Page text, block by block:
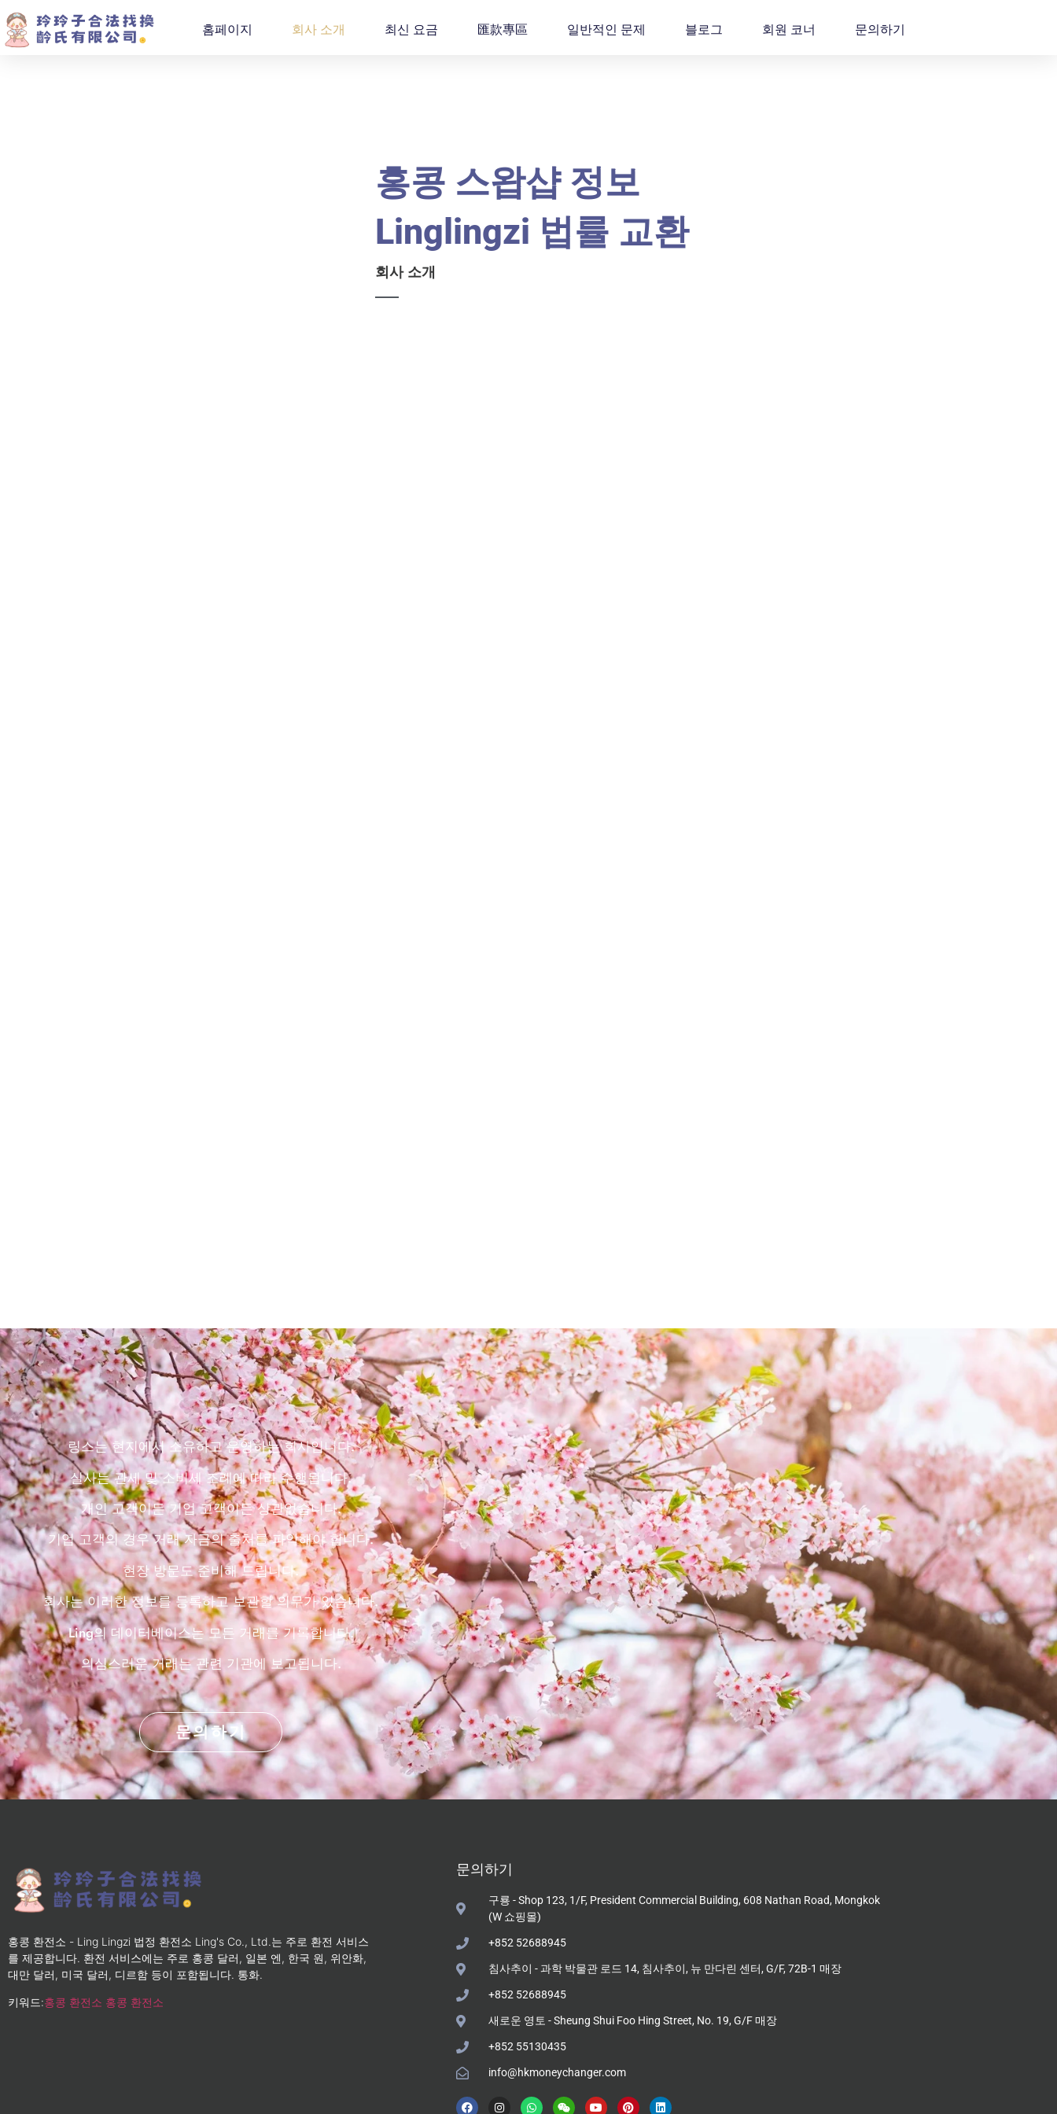
홈페이지 회사 소개 최신 요금 匯款專區 일반적인 문제 블로그 회원 코너 문의하기
홍콩 스왑샵 정보
Linglingzi 법률 교환
회사 소개
링스는 현지에서 소유하고 운영하는 회사입니다.
실사는 관세 및 소비세 조례에 따라 수행됩니다.
개인 고객이든 기업 고객이든 상관없습니다.
기업 고객의 경우 거래 자금의 출처를 파악해야 합니다.
현장 방문도 준비해 드립니다.
회사는 이러한 정보를 등록하고 보관할 의무가 있습니다.
Ling의 데이터베이스는 모든 거래를 기록합니다.
의심스러운 거래는 관련 기관에 보고됩니다.
문의하기
홍콩 환전소 - Ling Lingzi 법정 환전소 Ling's Co., Ltd.는 주로 환전 서비스
를 제공합니다. 환전 서비스에는 주로 홍콩 달러, 일본 엔, 한국 원, 위안화,
대만 달러, 미국 달러, 디르함 등이 포함됩니다. 통화.
키워드:홍콩 환전소 홍콩 환전소
문의하기
구룡 - Shop 123, 1/F, President Commercial Building, 608 Nathan Road, Mongkok
(W 쇼핑몰)
+852 52688945
침사추이 - 과학 박물관 로드 14, 침사추이, 뉴 만다린 센터, G/F, 72B-1 매장
+852 52688945
새로운 영토 - Sheung Shui Foo Hing Street, No. 19, G/F 매장
+852 55130435
info@hkmoneychanger.com